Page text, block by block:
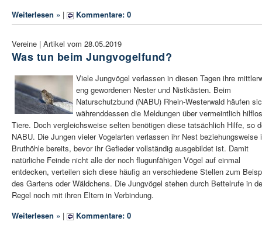
Weiterlesen » | Kommentare: 0
Vereine | Artikel vom 28.05.2019
Was tun beim Jungvogelfund?
Viele Jungvögel verlassen in diesen Tagen ihre
eng gewordenen Nester und Nistkästen. Beim
Naturschutzbund (NABU) Rhein-Westerwald häufen
währenddessen die Meldungen über vermeintlich
Tiere. Doch vergleichsweise selten benötigen diese tatsächlich Hilfe, so
NABU. Die Jungen vieler Vogelarten verlassen ihr Nest beziehungsweise
Bruthöhle bereits, bevor ihr Gefieder vollständig ausgebildet ist. Damit
natürliche Feinde nicht alle der noch flugunfähigen Vögel auf einmal
entdecken, verteilen sich diese häufig an verschiedene Stellen zum
des Gartens oder Wäldchens. Die Jungvögel stehen durch Bettelrufe in
Regel noch mit ihren Eltern in Verbindung.
Weiterlesen » | Kommentare: 0